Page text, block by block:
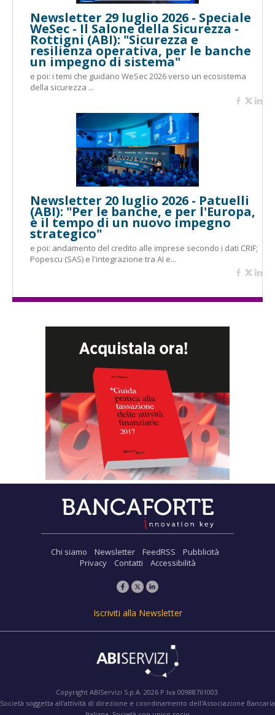
Newsletter 29 luglio 2026 - Speciale
WeSec - Il Salone della Sicurezza -
Rottigni (ABI): "Sicurezza e
resilienza operativa, per le banche
un impegno di sistema"
e poi: i temi che guidano WeSec 2026 verso un ecosistema
della sicurezza ...
Newsletter 20 luglio 2026 - Patuelli
(ABI): "Per le banche, e per l'Europa,
è il tempo di un nuovo impegno
strategico"
e poi: andamento del credito alle imprese secondo i dati CRIF;
Popescu (SAS) e l'integrazione tra AI e...
Chi siamo Newsletter FeedRSS
Pubblicità
Privacy
Contatti Accessibilità
Iscriviti alla Newsletter
Copyright ABIServizi S.p.A. 2026 P.Iva 00988761003.
Società soggetta all'attività di direzione e coordinamento dell'Associazione Bancaria